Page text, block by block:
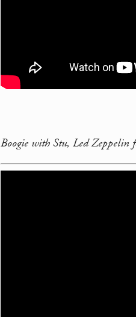
Boogie with Stu, Led Zeppelin